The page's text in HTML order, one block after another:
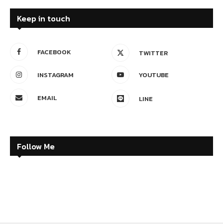
Keep in touch
FACEBOOK TWITTER
INSTAGRAM YOUTUBE
EMAIL LINE
Follow Me